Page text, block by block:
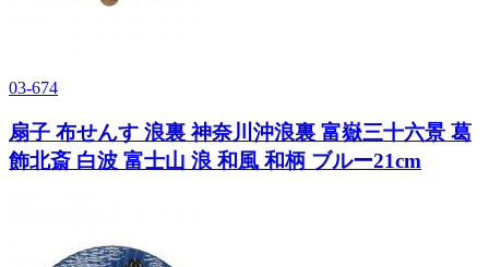
03-674
扇子 布せんす 浪裏 神奈川沖浪裏 富嶽三十六景 葛
飾北斎 白波 富士山 浪 和風 和柄 ブルー21cm